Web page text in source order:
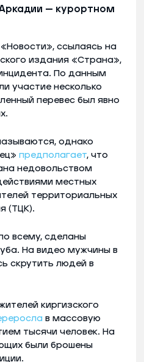
— курортном
ссылаясь на
издания «Страна»,
По данным
участие несколько
перевес был явно
однако
предполагает, что
недовольством
местных
территориальных
(ТЦК).
всему, сделаны
На видео мужчины в
скрутить людей в
киргизского
в массовую
тысячи человек. На
были брошены